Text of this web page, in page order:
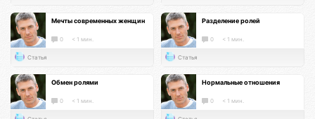
Мечты современных женщин
0 < 1 мин.
Статья
Разделение ролей
0 < 1 мин.
Статья
Обмен ролями
0 < 1 мин.
Нормальные отношения
0 < 1 мин.